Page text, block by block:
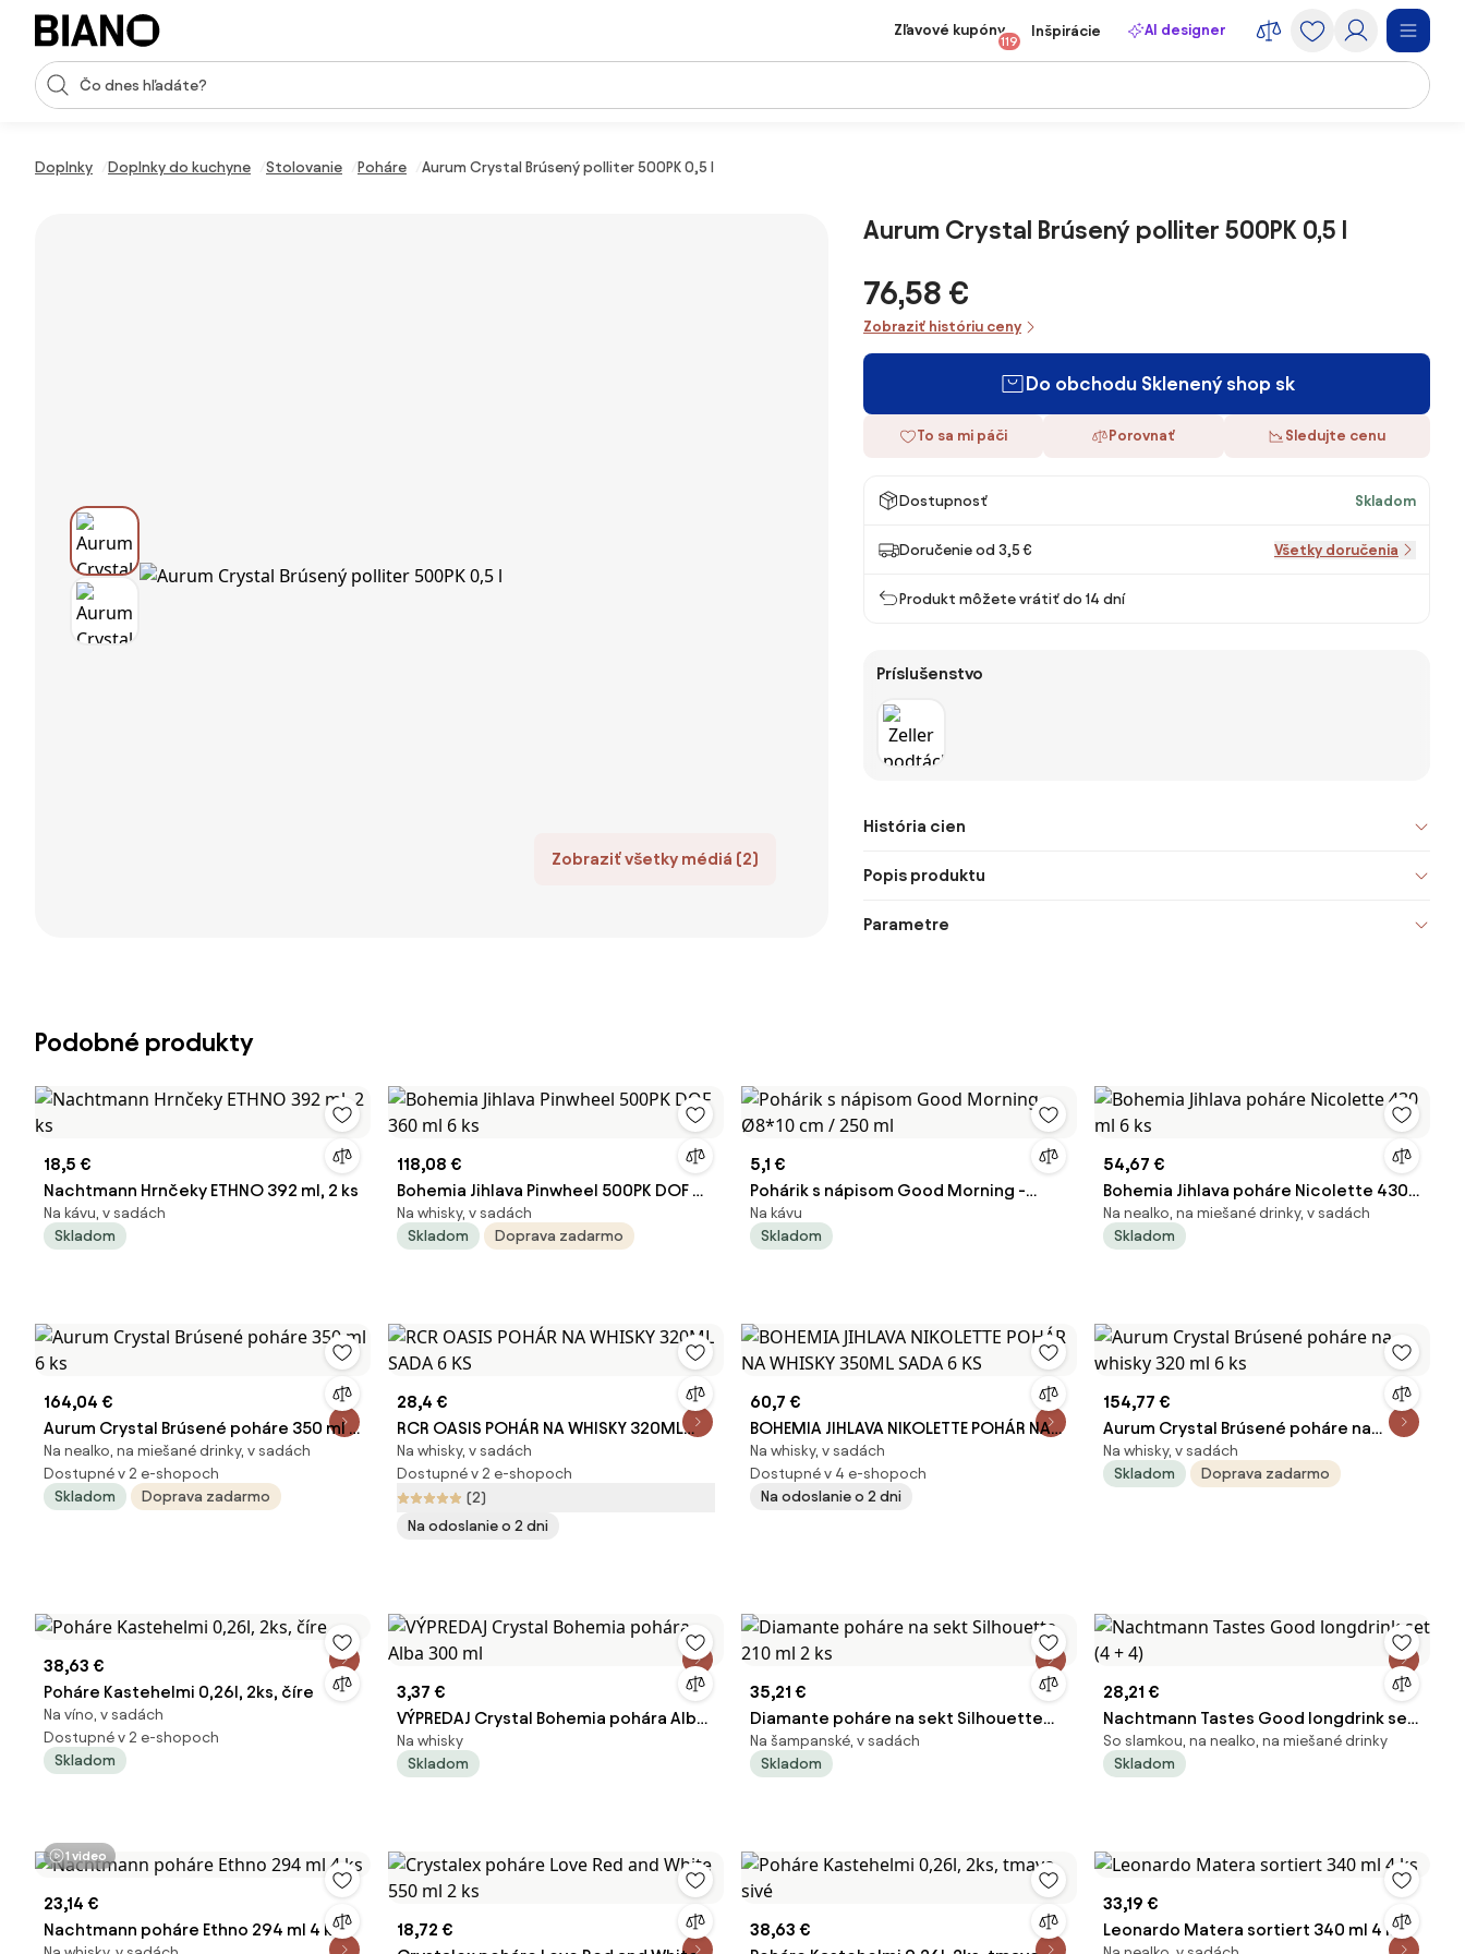
Preskočiť navigáciu, prejsť na obsah
Vstup pre vyhľadávanie
Zľavové kupóny
119
Inšpirácie AI designer
Doplnky Doplnky do kuchyne Stolovanie Poháre Aurum Crystal Brúsený polliter 500PK 0,5 l
Zobraziť všetky médiá (2)
Aurum Crystal Brúsený polliter 500PK 0,5 l
76,58 €
Zobraziť históriu ceny
Do obchodu Sklenený shop sk
To sa mi páči Porovnať Sledujte cenu
Dostupnosť Skladom
Doručenie od 3,5 € Všetky doručenia
Produkt môžete vrátiť do 14 dní
Príslušenstvo
História cien
Popis produktu
Parametre
Podobné produkty
18,5 €
Nachtmann Hrnčeky ETHNO 392 ml, 2 ks
Na kávu, v sadách
Skladom
118,08 €
Bohemia Jihlava Pinwheel 500PK DOF ​​
360 ml 6 ks
Na whisky, v sadách
Skladom
Doprava zadarmo
5,1 €
Pohárik s nápisom Good Morning -
Ø8*10 cm / 250 ml
Na kávu
Skladom
54,67 €
Bohemia Jihlava poháre Nicolette 430
ml 6 ks
Na nealko, na miešané drinky, v sadách
Skladom
164,04 €
Aurum Crystal Brúsené poháre 350 ml 6
ks
Na nealko, na miešané drinky, v sadách
Dostupné v 2 e-shopoch
Skladom
Doprava zadarmo
28,4 €
RCR OASIS POHÁR NA WHISKY 320ML
SADA 6 KS
Na whisky, v sadách
Dostupné v 2 e-shopoch
(2)
Na odoslanie o 2 dni
60,7 €
BOHEMIA JIHLAVA NIKOLETTE POHÁR NA
WHISKY 350ML SADA 6 KS
Na whisky, v sadách
Dostupné v 4 e-shopoch
Na odoslanie o 2 dni
154,77 €
Aurum Crystal Brúsené poháre na
whisky 320 ml 6 ks
Na whisky, v sadách
Skladom
Doprava zadarmo
38,63 €
Poháre Kastehelmi 0,26l, 2ks, číre
Na víno, v sadách
Dostupné v 2 e-shopoch
Skladom
3,37 €
VÝPREDAJ Crystal Bohemia pohára Alba
300 ml
Na whisky
Skladom
35,21 €
Diamante poháre na sekt Silhouette
210 ml 2 ks
Na šampanské, v sadách
Skladom
28,21 €
Nachtmann Tastes Good longdrink set
(4 + 4)
So slamkou, na nealko, na miešané drinky
Skladom
1 video
23,14 €
Nachtmann poháre Ethno 294 ml 4 ks
18,72 €
38,63 €
33,19 €
Leonardo Matera sortiert 340 ml 4 ks